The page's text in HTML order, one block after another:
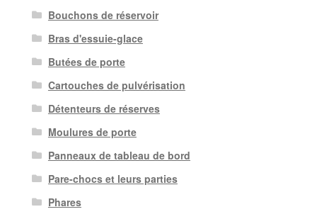
Bouchons de réservoir
Bras d'essuie-glace
Butées de porte
Cartouches de pulvérisation
Détenteurs de réserves
Moulures de porte
Panneaux de tableau de bord
Pare-chocs et leurs parties
Phares